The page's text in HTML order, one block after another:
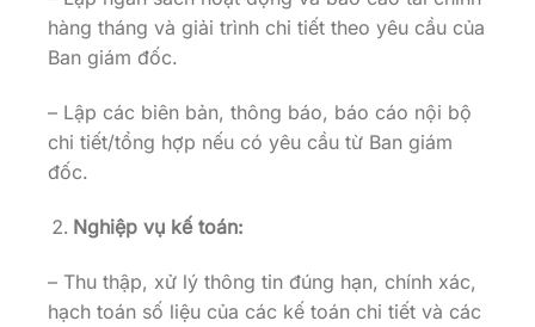
hàng tháng và giải trình chi tiết theo yêu cầu của
Ban giám đốc.
– Lập các biên bản, thông báo, báo cáo nội bộ
chi tiết/tổng hợp nếu có yêu cầu từ Ban giám
đốc.
Nghiệp vụ kế toán:
– Thu thập, xử lý thông tin đúng hạn, chính xác,
hạch toán số liệu của các kế toán chi tiết và các